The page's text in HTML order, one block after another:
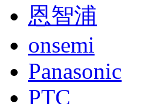
恩智浦
onsemi
Panasonic
PTC